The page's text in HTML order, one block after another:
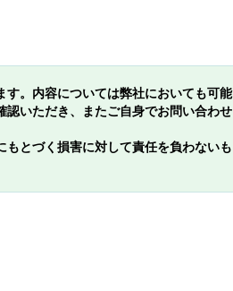
。内容については弊社においても可能
いただき、またご自身でお問い合わせ
とづく損害に対して責任を負わないも